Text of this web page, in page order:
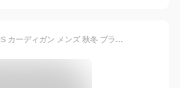
【洋服の青山】OCEANS カーディガン メンズ 秋冬 ブラウン ブラック 茶 黒 織柄 ニット 長袖 Vネック フロントボタン 前開き 洗える ウォッシャブル 紳士 モヘア風 ゆったり ビジネス ビジカジ オフィス カジュアル アウター トップス 大きいサイズ おしゃれ 暖かい xyz